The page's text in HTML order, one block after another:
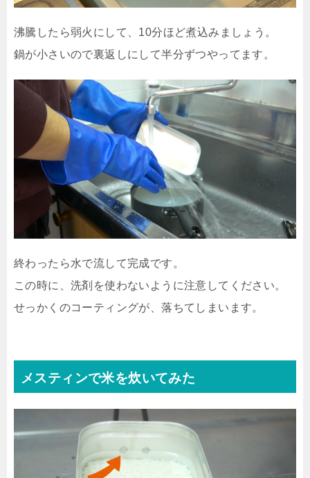
沸騰したら弱火にして、10分ほど煮込みましょう。
鍋が小さいので裏返しにして半分ずつやってます。
終わったら水で流して完成です。
この時に、洗剤を使わないように注意してください。
せっかくのコーティングが、落ちてしまいます。
メスティンで米を炊いてみた